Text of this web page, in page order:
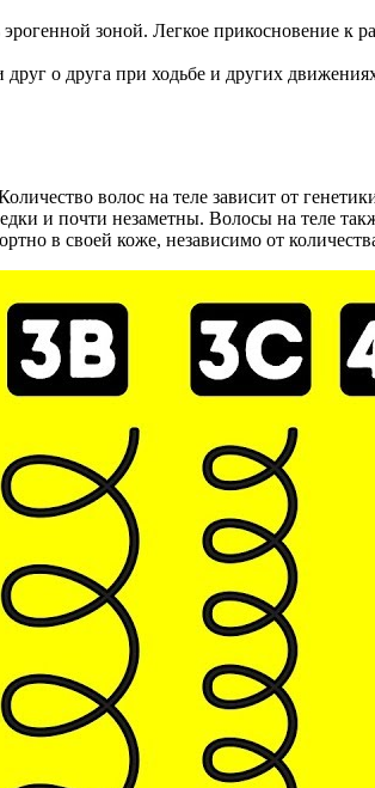
зоной. Легкое прикосновение к
о друга при ходьбе и других
волос на теле зависит от
и почти незаметны. Волосы на теле
в своей коже, независимо от